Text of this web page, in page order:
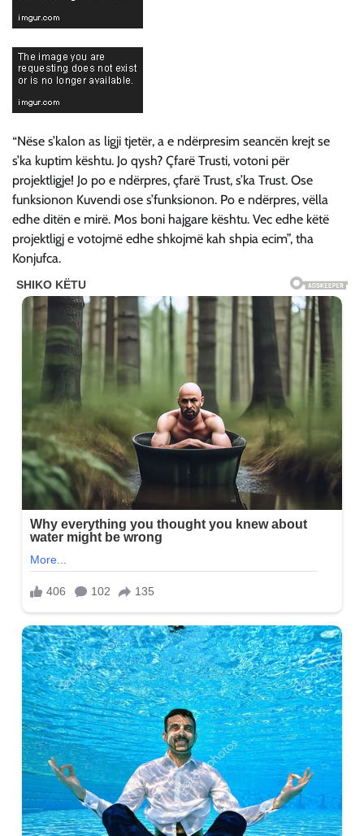
“Nëse s’kalon as ligji tjetër, a e ndërpresim seancën krejt se
s’ka kuptim kështu. Jo qysh? Çfarë Trusti, votoni për
projektligje! Jo po e ndërpres, çfarë Trust, s’ka Trust. Ose
funksionon Kuvendi ose s’funksionon. Po e ndërpres, vëlla
edhe ditën e mirë. Mos boni hajgare kështu. Vec edhe këtë
projektligj e votojmë edhe shkojmë kah shpia ecim”, tha
Konjufca.